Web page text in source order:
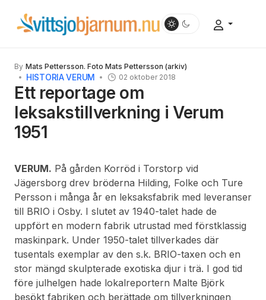
By Mats Pettersson. Foto Mats Pettersson (arkiv)
HISTORIA VERUM 02 oktober 2018
Ett reportage om
leksakstillverkning i Verum
1951
VERUM. På gården Korröd i Torstorp vid
Jägersborg drev bröderna Hilding, Folke och Ture
Persson i många år en leksaksfabrik med leveranser
till BRIO i Osby. I slutet av 1940-talet hade de
uppfört en modern fabrik utrustad med förstklassig
maskinpark. Under 1950-talet tillverkades där
tusentals exemplar av den s.k. BRIO-taxen och en
stor mängd skulpterade exotiska djur i trä. I god tid
före julhelgen hade lokalreportern Malte Björk
besökt fabriken och berättade om tillverkningen